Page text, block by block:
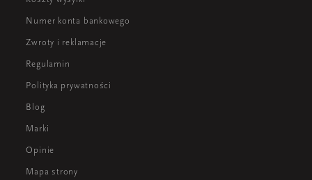
Numer konta bankowego
Zwroty i reklamacje
Regulamin
Polityka prywatności
Blog
Marki
Opinie
Mapa strony